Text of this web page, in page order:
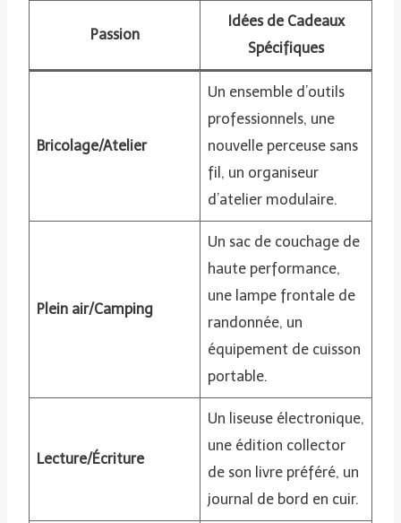
Passion
Idées de Cadeaux
Spécifiques
Bricolage/Atelier
Un ensemble d’outils
professionnels, une
nouvelle perceuse sans
fil, un organiseur
d’atelier modulaire.
Plein air/Camping
Un sac de couchage de
haute performance,
une lampe frontale de
randonnée, un
équipement de cuisson
portable.
Lecture/Écriture
Un liseuse électronique,
une édition collector
de son livre préféré, un
journal de bord en cuir.